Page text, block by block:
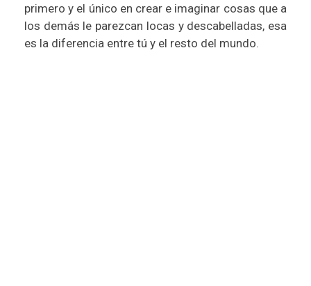
primero y el único en crear e imaginar cosas que a
los demás le parezcan locas y descabelladas, esa
es la diferencia entre tú y el resto del mundo.